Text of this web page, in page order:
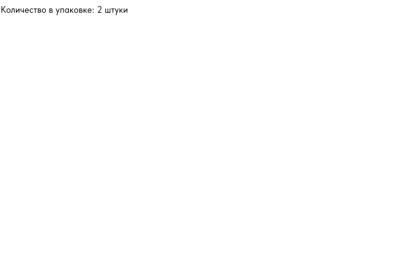
Количество в упаковке: 2 штуки